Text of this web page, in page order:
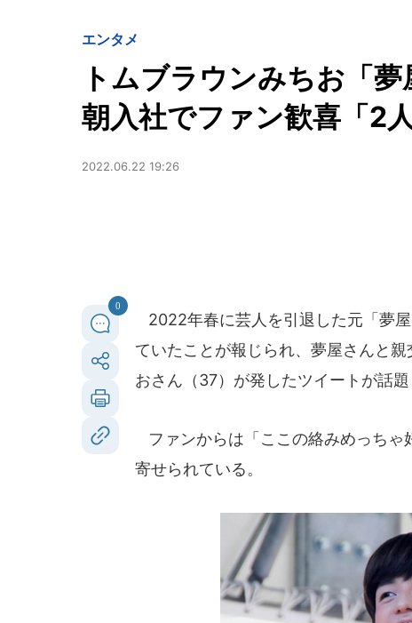
エンタメ
トムブラウンみちお「
朝入社でファン歓喜「2
2022.06.22 19:26
0
2022年春に芸人を引退した元「夢
ていたことが報じられ、夢屋さんと
おさん（37）が発したツイートが話題
ファンからは「ここの絡みめっち
寄せられている。